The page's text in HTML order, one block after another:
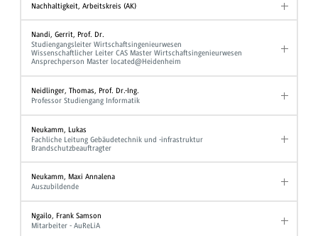
Nachhaltigkeit, Arbeitskreis (AK)
Nandi, Gerrit, Prof. Dr.
Studiengangsleiter Wirtschaftsingenieurwesen
Wissenschaftlicher Leiter CAS Master Wirtschaftsingenieurwesen
Ansprechperson Master located@Heidenheim
Neidlinger, Thomas, Prof. Dr.-Ing.
Professor Studiengang Informatik
Neukamm, Lukas
Fachliche Leitung Gebäudetechnik und -infrastruktur
Brandschutzbeauftragter
Neukamm, Maxi Annalena
Auszubildende
Ngailo, Frank Samson
Mitarbeiter - AuReLiA